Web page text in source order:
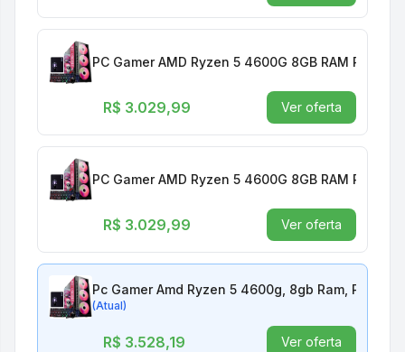
R$ 3.029,99 Ver oferta
R$ 3.029,99 Ver oferta
Pc Gamer Amd Ryzen 5 4600g, 8gb Ram, Placa
(Atual)
R$ 3.528,19 Ver oferta